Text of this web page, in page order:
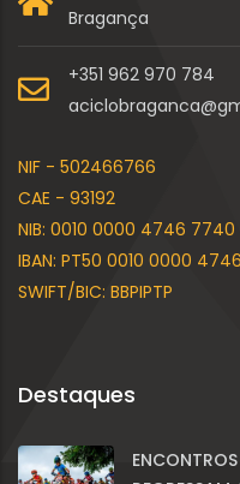
Bragança
+351 962 970 784
NIF - 502466766
CAE - 93192
NIB: 0010 0000 4746 7740
IBAN: PT50 0010 0000
SWIFT/BIC: BBPIPTP
Destaques